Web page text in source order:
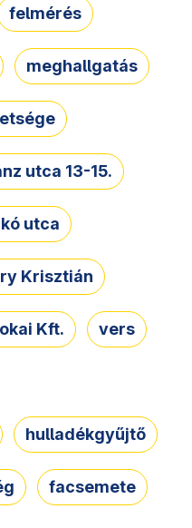
felmérés
meghallgatás
utca 13-15.
utca
Krisztián
Kft. vers
hulladékgyűjtő
facsemete